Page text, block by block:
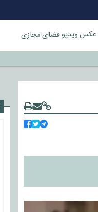
عکس ویدیوفضای مجازی